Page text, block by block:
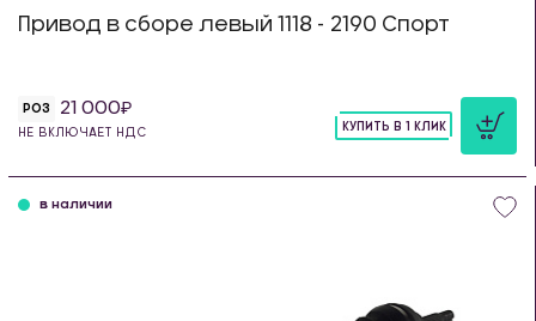
Привод в сборе левый 1118 - 2190 Спорт
РОЗ 21 000
НЕ ВКЛЮЧАЕТ НДС
КУПИТЬ В 1 КЛИК
в наличии